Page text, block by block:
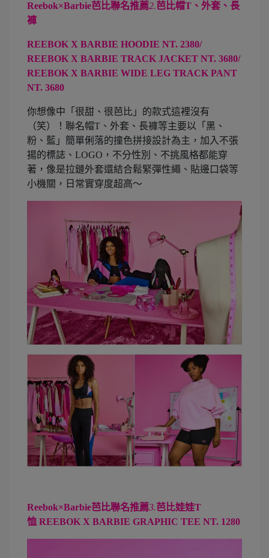
Reebok×Barbie芭比聯名推薦2.芭比帽T、外套、長
褲
REEBOK X BARBIE HOODIE NT. 2380/
REEBOK X BARBIE TRACK JACKET NT. 3680/
REEBOK X BARBIE WIDE LEG TRACK PANT
NT. 3680
你想像中「很甜、很芭比」的款式這裡沒有
（笑）！聯名帽T、外套、長褲等主要以「黑、
粉、藍」簡單俐落的撞色拼接設計為主，加入不張
揚的標誌、LOGO，不分性別、不挑風格都能穿
著，像是拉鏈外套還結合鬆緊彈性繩、貼邊口袋等
小機關，日常實穿度超高～
Reebok×Barbie芭比聯名推薦3.芭比娃娃T
恤 REEBOK X BARBIE GRAPHIC TEE NT. 1280